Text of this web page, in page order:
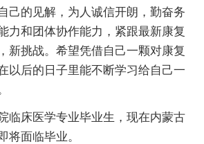
己的见解，为人诚信开朗，勤奋务
力和团体协作能力，紧跟最新康复
新挑战。希望凭借自己一颗对康复
以后的日子里能不断学习给自己一
临床医学专业毕业生，现在内蒙古
将面临毕业。